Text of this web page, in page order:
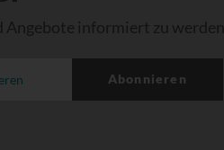
Angebote informiert zu werden.
Abonnieren